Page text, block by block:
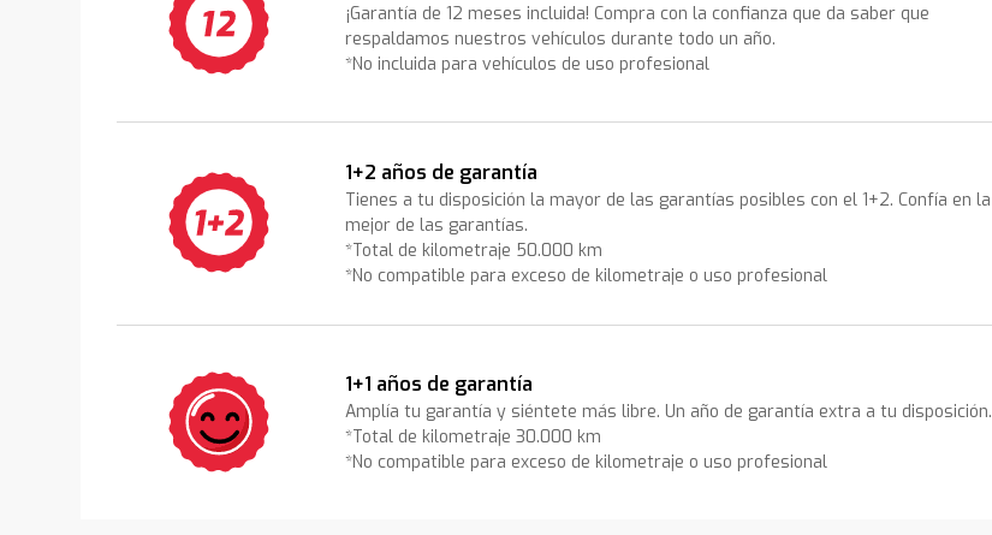
¡Garantía de 12 meses incluida! Compra con la confianza que da saber que
respaldamos nuestros vehículos durante todo un año.
*No incluida para vehículos de uso profesional
1+2 años de garantía
Tienes a tu disposición la mayor de las garantías posibles con el 1+2. Confía en la
mejor de las garantías.
*Total de kilometraje 50.000 km
*No compatible para exceso de kilometraje o uso profesional
1+1 años de garantía
Amplía tu garantía y siéntete más libre. Un año de garantía extra a tu disposición.
*Total de kilometraje 30.000 km
*No compatible para exceso de kilometraje o uso profesional